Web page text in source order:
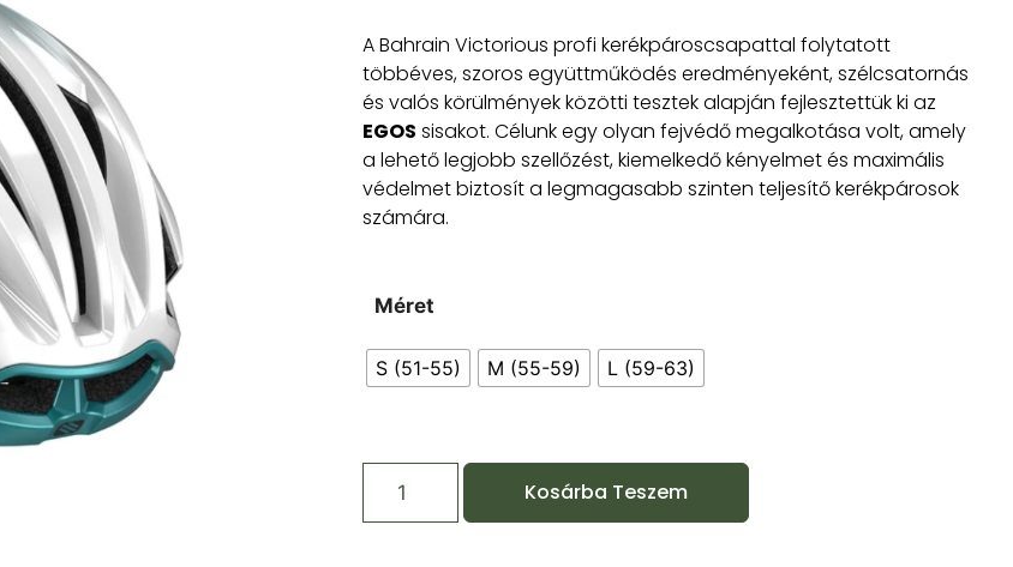
A Bahrain Victorious profi kerékpároscsapattal folytatott
többéves, szoros együttműködés eredményeként, szélcsatornás
és valós körülmények közötti tesztek alapján fejlesztettük ki az
EGOS sisakot. Célunk egy olyan fejvédő megalkotása volt, amely
a lehető legjobb szellőzést, kiemelkedő kényelmet és maximális
védelmet biztosít a legmagasabb szinten teljesítő kerékpárosok
számára.
Méret
S (51-55) M (55-59) L (59-63)
Kosárba Teszem